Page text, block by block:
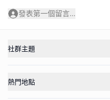
發表第一個留言...
社群主題
熱門地點